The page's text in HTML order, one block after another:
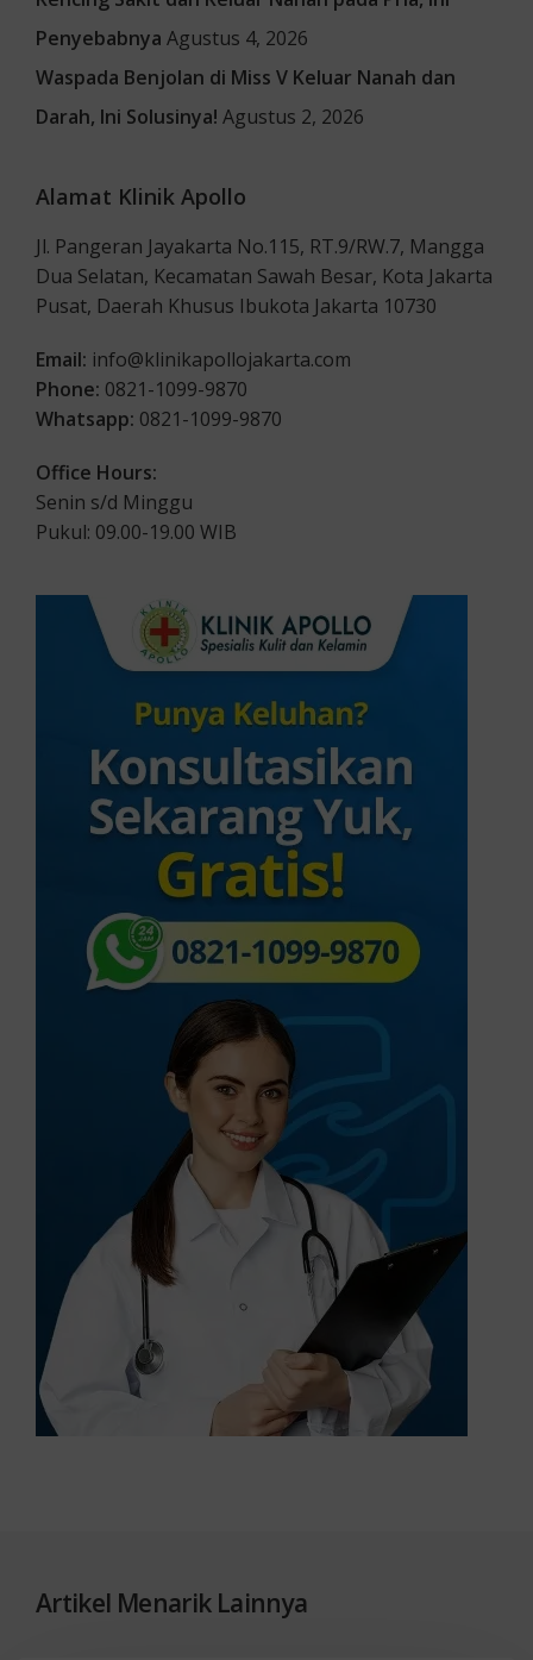
Penyebabnya Agustus 4, 2026
Waspada Benjolan di Miss V Keluar Nanah dan
Darah, Ini Solusinya! Agustus 2, 2026
Alamat Klinik Apollo
Jl. Pangeran Jayakarta No.115, RT.9/RW.7, Mangga
Dua Selatan, Kecamatan Sawah Besar, Kota Jakarta
Pusat, Daerah Khusus Ibukota Jakarta 10730
Email: info@klinikapollojakarta.com
Phone: 0821-1099-9870
Whatsapp: 0821-1099-9870
Office Hours:
Senin s/d Minggu
Pukul: 09.00-19.00 WIB
Artikel Menarik Lainnya